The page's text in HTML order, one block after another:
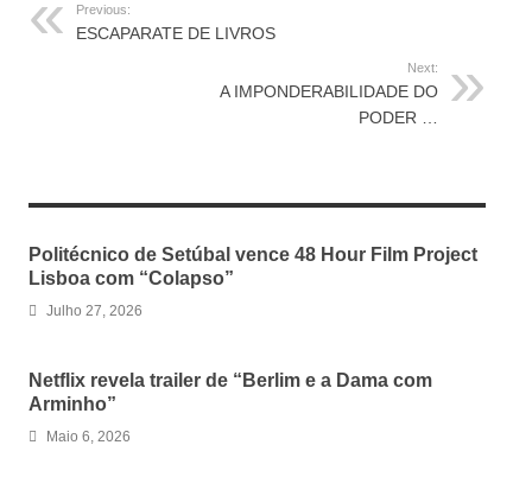
Previous:
ESCAPARATE DE LIVROS
Next:
A IMPONDERABILIDADE DO
PODER …
Politécnico de Setúbal vence 48 Hour Film Project
Lisboa com “Colapso”
Julho 27, 2026
Netflix revela trailer de “Berlim e a Dama com
Arminho”
Maio 6, 2026